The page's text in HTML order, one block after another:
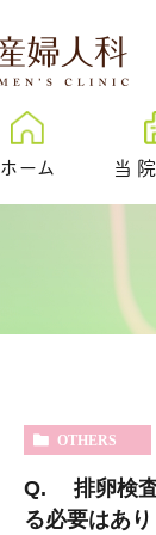
ホーム 当
OTHERS
Q. 排卵検査
る必要はあ